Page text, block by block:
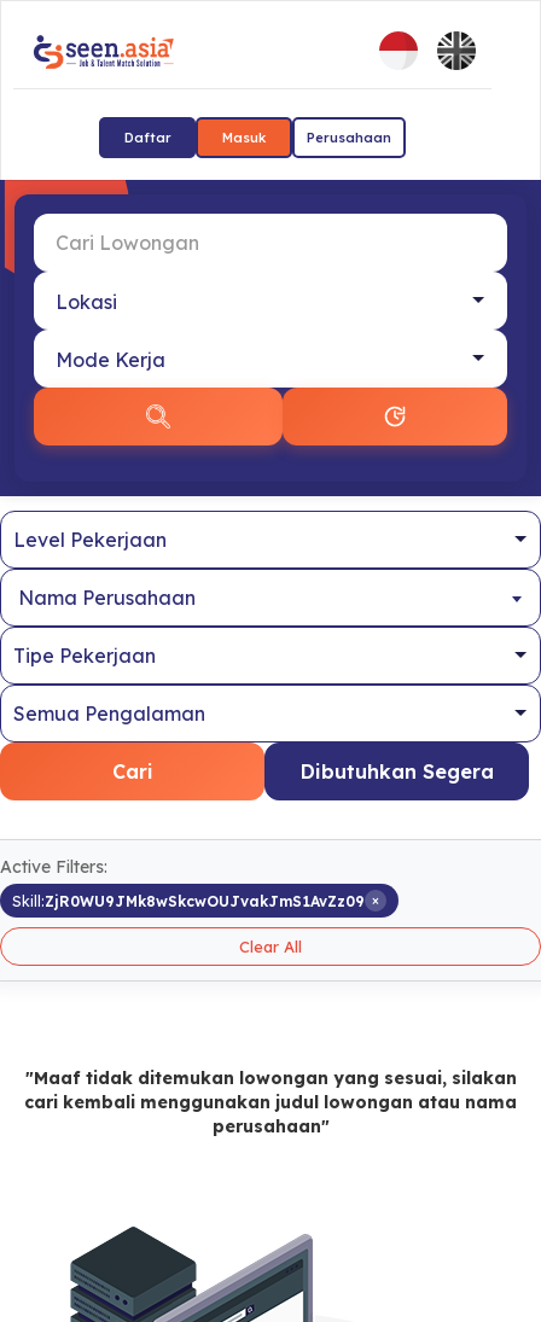
Daftar Masuk Perusahaan
Nama Perusahaan
Cari Dibutuhkan Segera
Active Filters:
Skill:ZjR0WU9JMk8wSkcwOUJvakJmS1AvZz09 ×
Clear All
"Maaf tidak ditemukan lowongan yang sesuai, silakan
cari kembali menggunakan judul lowongan atau nama
perusahaan"